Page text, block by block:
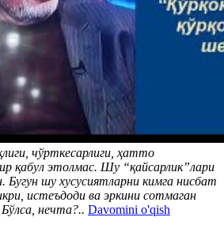
чўрткесарлиги, ҳатто
қабул этолмас. Шу “қайсарлик”лари
Бугун шу хусусиятларни кимга нисбат
истеъдоди ва эркини сотмаган
нечта?.. Davomini o'qish